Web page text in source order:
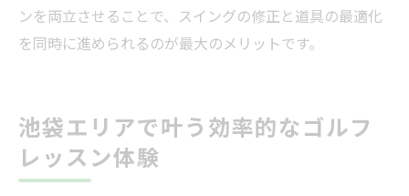
ンを両立させることで、スイングの修正と道具の最適化
を同時に進められるのが最大のメリットです。
池袋エリアで叶う効率的なゴルフ
レッスン体験